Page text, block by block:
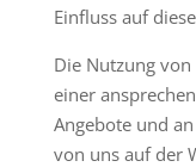
Einfluss auf
Die Nutzung
einer
Angebote und
von uns auf der